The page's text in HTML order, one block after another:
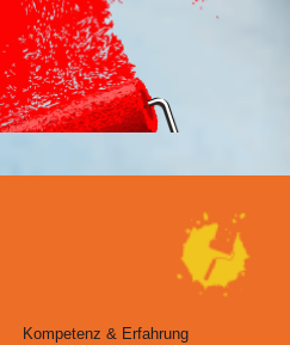
Kompetenz & Erfahrung